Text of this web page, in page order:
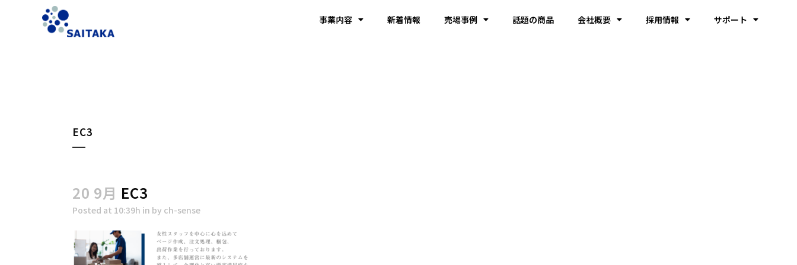
事業内容 新着情報 売場事例 話題の商品 会社概要 採用情報 サポート
EC3
20 9月 EC3
Posted at 10:39h in by ch-sense